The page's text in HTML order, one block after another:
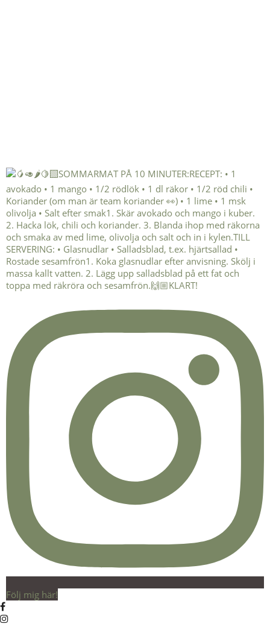
Följ mig här!